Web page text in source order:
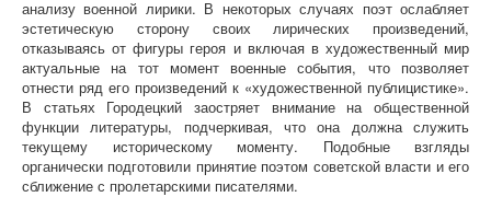
анализу военной лирики. В некоторых случаях поэт ослабляет
эстетическую сторону своих лирических произведений,
отказываясь от фигуры героя и включая в художественный мир
актуальные на тот момент военные события, что позволяет
отнести ряд его произведений к «художественной публицистике».
В статьях Городецкий заостряет внимание на общественной
функции литературы, подчеркивая, что она должна служить
текущему историческому моменту. Подобные взгляды
органически подготовили принятие поэтом советской власти и его
сближение с пролетарскими писателями.